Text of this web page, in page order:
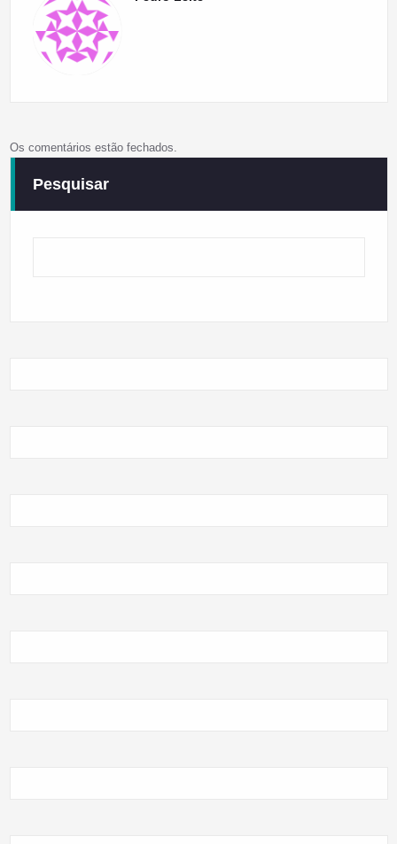
Os comentários estão fechados.
Pesquisar